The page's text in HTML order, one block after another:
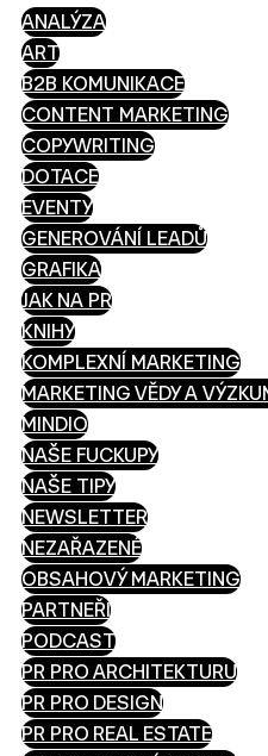
ANALÝZA
ART
B2B KOMUNIKACE
CONTENT MARKETING
COPYWRITING
DOTACE
EVENTY
GENEROVÁNÍ LEADŮ
GRAFIKA
JAK NA PR
KNIHY
KOMPLEXNÍ MARKETING
MARKETING VĚDY A
MINDIO
NAŠE FUCKUPY
NAŠE TIPY
NEWSLETTER
NEZAŘAZENÉ
OBSAHOVÝ MARKETING
PARTNEŘI
PODCAST
PR PRO ARCHITEKTURU
PR PRO DESIGN
PR PRO REAL ESTATE